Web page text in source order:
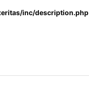
inc/description.php